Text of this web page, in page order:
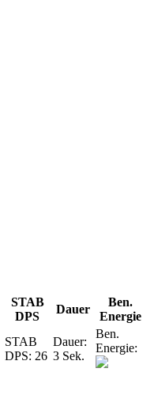
STAB
DPS
Dauer
Ben.
Energie
26 3 Sek.